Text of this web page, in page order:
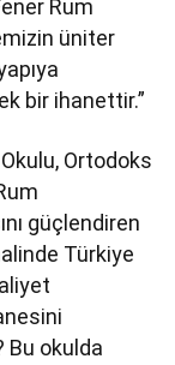
Rum
üniter
bir ihanettir.”
Ortodoks
güçlendiren
Türkiye
Bu okulda